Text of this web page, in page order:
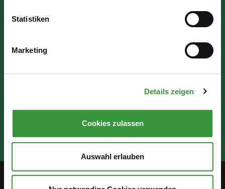
Statistiken
Marketing
Details zeigen
Cookies zulassen
Auswahl erlauben
Fr: 07:30 - 12:00 Uhr